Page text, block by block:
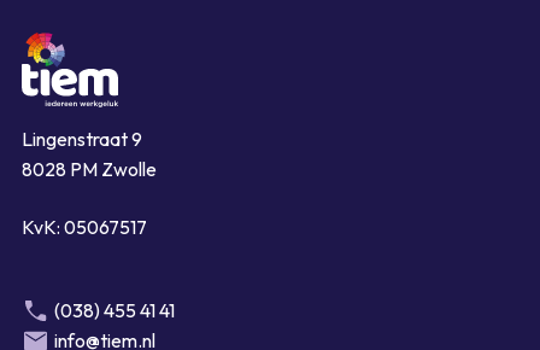
Lingenstraat 9
8028 PM Zwolle
KvK: 05067517
(038) 455 41 41
info@tiem.nl